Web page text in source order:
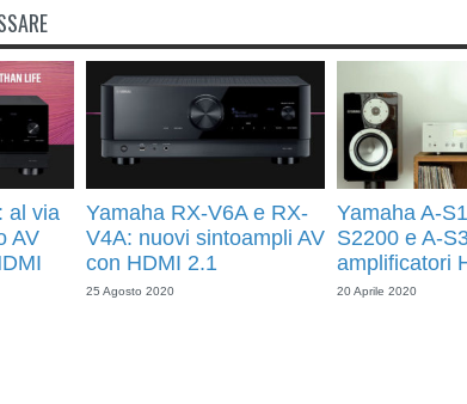
al via
AV
Yamaha RX-V6A e RX-
V4A: nuovi sintoampli AV
con HDMI 2.1
25 Agosto 2020
Yamaha A-
S2200 e A-
amplificatori
20 Aprile 2020